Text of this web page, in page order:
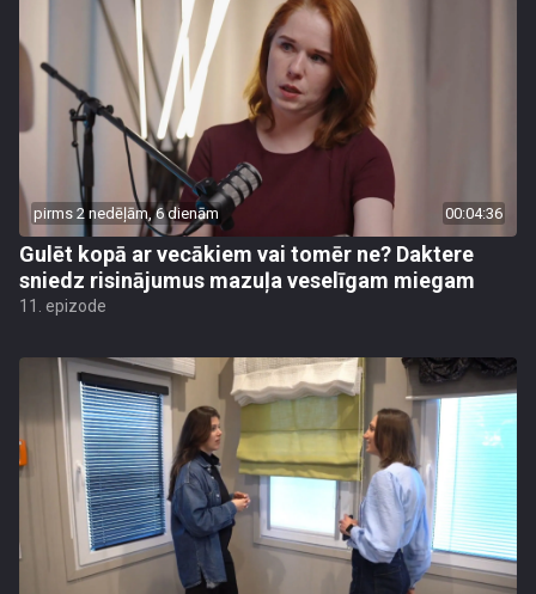
pirms 2 nedēļām, 6 dienām 00:04:36
Gulēt kopā ar vecākiem vai tomēr ne? Daktere
sniedz risinājumus mazuļa veselīgam miegam
11. epizode